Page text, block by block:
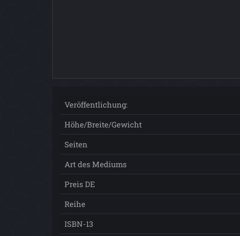
Veröffentlichung:
Höhe/Breite/Gewicht
Seiten
Art des Mediums
Preis DE
Reihe
ISBN-13